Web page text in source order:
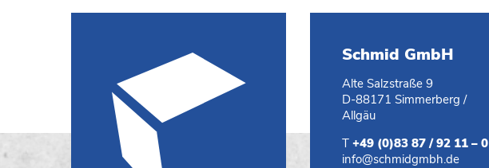
Schmid GmbH
Alte Salzstraße 9
D-88171 Simmerberg /
Allgäu
T+49 (0)83 87 / 92 11 – 0
info@schmidgmbh.de